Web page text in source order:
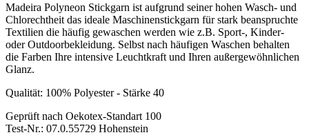
Madeira Polyneon Stickgarn ist aufgrund seiner hohen Wasch- und
Chlorechtheit das ideale Maschinenstickgarn für stark beanspruchte
Textilien die häufig gewaschen werden wie z.B. Sport-, Kinder-
oder Outdoorbekleidung. Selbst nach häufigen Waschen behalten
die Farben Ihre intensive Leuchtkraft und Ihren außergewöhnlichen
Glanz.
Qualität: 100% Polyester - Stärke 40
Geprüft nach Oekotex-Standart 100
Test-Nr.: 07.0.55729 Hohenstein